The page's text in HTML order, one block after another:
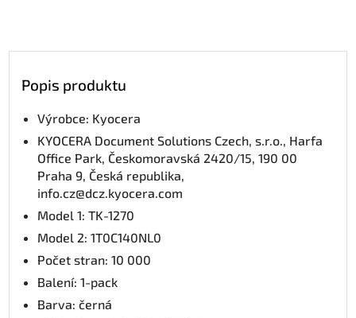
Popis produktu
Výrobce: Kyocera
KYOCERA Document Solutions Czech, s.r.o., Harfa
Office Park, Českomoravská 2420/15, 190 00
Praha 9, Česká republika,
info.cz@dcz.kyocera.com
Model 1: TK-1270
Model 2: 1T0C140NL0
Počet stran: 10 000
Balení: 1-pack
Barva: černá